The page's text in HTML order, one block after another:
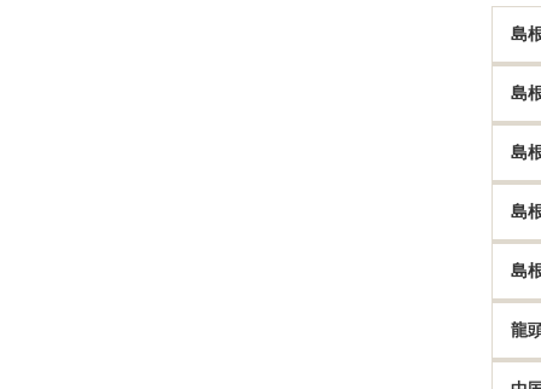
島
島
島
島
島
龍